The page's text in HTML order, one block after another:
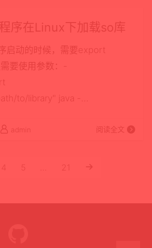
序在Linux下加载so库
启动的时候，需要export
要使用参数：-
to/library" java -
码：
libopen…
admin 阅读全文
21